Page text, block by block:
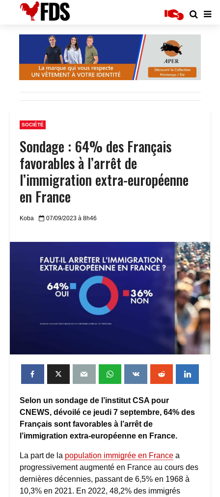
SOCIÉTÉ
Sondage : 64% des Français
favorables à l’arrêt de
l’immigration extra-européenne
en France
Koba 07/09/2023 à 8h46
Selon un sondage de l’institut CSA pour
CNEWS, dévoilé ce jeudi 7 septembre, 64% des
Français sont favorables à l’arrêt de
l’immigration extra-européenne en France.
La part de la population immigrée en France a
progressivement augmenté en France au cours des
dernières décennies, passant de 6,5% en 1968 à
10,3% en 2021. En 2022, 48,2% des immigrés